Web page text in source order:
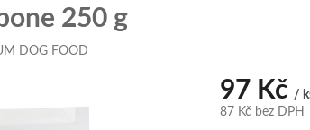
250 g
DOG FOOD
97 Kč /
87 Kč bez DPH